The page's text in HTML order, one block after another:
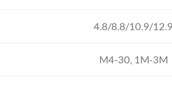
4.8/8.8/10.9/12.9
M4-30, 1M-3M